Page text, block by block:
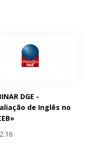
DGE -
de Inglês no